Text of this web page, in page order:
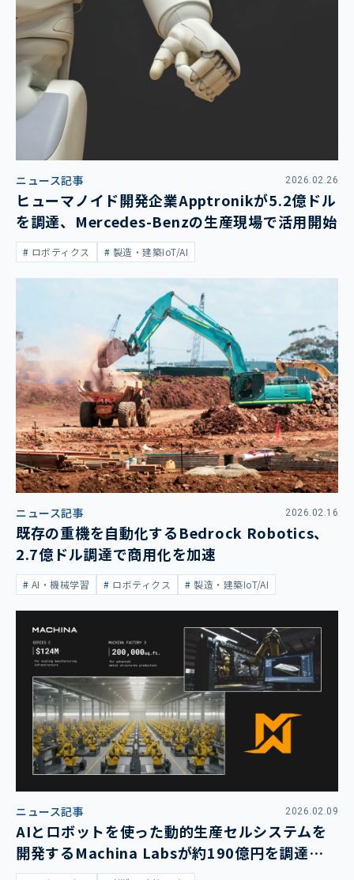
ニュース記事 2026.02.26
ヒューマノイド開発企業Apptronikが5.2億ドル
を調達、Mercedes-Benzの生産現場で活用開始
ロボティクス 製造・建築IoT/AI
ニュース記事 2026.02.16
既存の重機を自動化するBedrock Robotics、
2.7億ドル調達で商用化を加速
AI・機械学習 ロボティクス 製造・建築IoT/AI
ニュース記事 2026.02.09
AIとロボットを使った動的生産セルシステムを
開発するMachina Labsが約190億円を調達、W
ovenも出資へ